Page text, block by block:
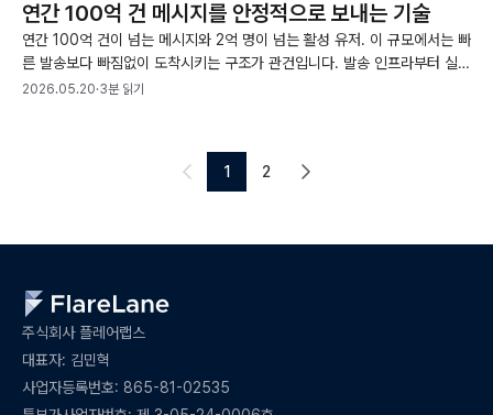
연간 100억 건 메시지를 안정적으로 보내는 기술
연간 100억 건이 넘는 메시지와 2억 명이 넘는 활성 유저. 이 규모에서는 빠
른 발송보다 빠짐없이 도착시키는 구조가 관건입니다. 발송 인프라부터 실시
간 이벤트 처리까지 그 규모를 받치는 구조를 짚었습니다.
2026.05.20·3분 읽기
1 2
주식회사 플레어랩스
대표자: 김민혁
사업자등록번호: 865-81-02535